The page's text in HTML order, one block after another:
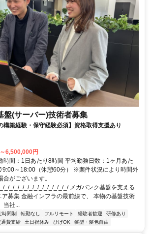
盤(サーバー)技術者募集
構築経験・保守経験必須】資格取得支援あり
6,500,000円
時間：1日あたり8時間 平均勤務日数：1ヶ月あた
～18:00（休憩60分） ※案件状況により時間外
がございます。
_/_/_/_/_/_/_/_/_/_/_/_/_/ メガバンク基盤を支える
ア募集 金融インフラの最前線で、 本物の基盤技術
当社...
時間制 転勤なし フルリモート 経験者歓迎
研修あり
通費支給 土日祝休み ひげOK 髪型・髪色自由